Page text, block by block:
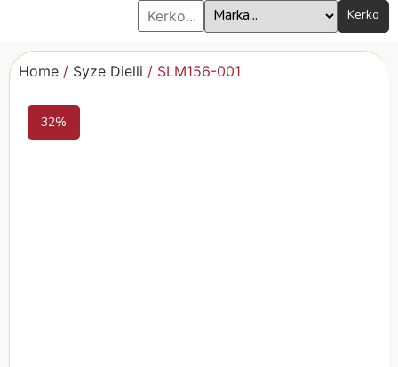
Kerko
Home / Syze Dielli / SLM156-001
32%